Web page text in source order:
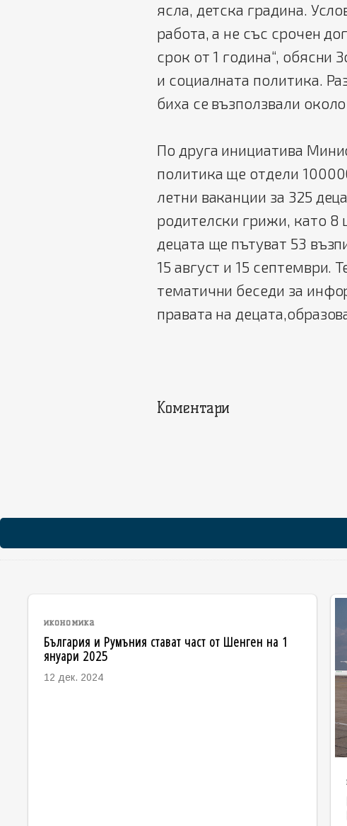
ясла, детска градина.
работа, а не със срочен
срок от 1 година“, обясни
и социалната политика.
биха се възползвали
По друга инициатива
политика ще отдели
летни ваканции за 325
родителски грижи, като 8
децата ще пътуват 53
15 август и 15 септември.
тематични беседи за
правата на
Коментари
икономика
България и Румъния стават част от Шенген на 1
януари 2025
12 дек. 2024